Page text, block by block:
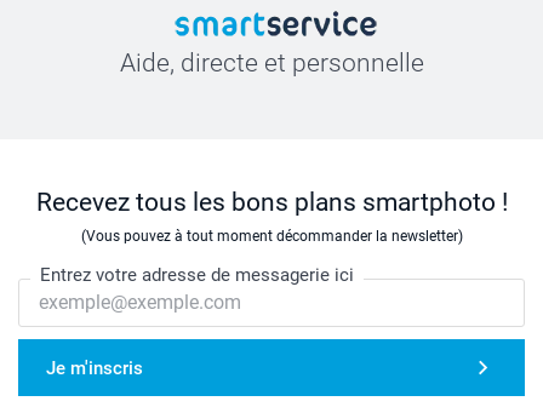
Aide, directe et personnelle
Recevez tous les bons plans smartphoto !
(Vous pouvez à tout moment décommander la newsletter)
Entrez votre adresse de messagerie ici
Je m'inscris